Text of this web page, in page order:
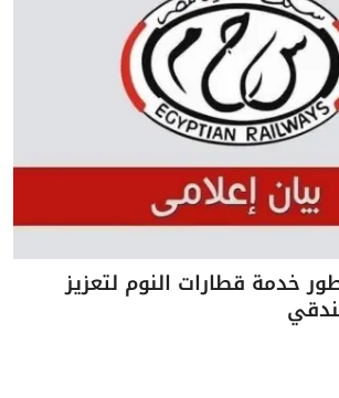
خدمة قطارات النوم لتعزيز